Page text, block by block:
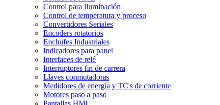
Control para Iluminación
Control de temperatura y proceso
Convertidores Seriales
Encoders rotatorios
Enchufes Industriales
Indicadores para panel
Interfaces de relé
Interruptores fin de carrera
Llaves conmutadoras
Medidores de energía y TC's de corriente
Motores paso a paso